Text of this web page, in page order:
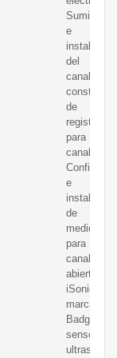
Suministro
e
instalación
del
canal,
de
registro
para
canal.
e
instalación
de
medidor
para
canal
abierto
iSonic4000
marca
Badger,
sensor
ultrasónico